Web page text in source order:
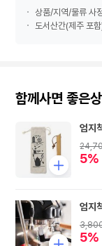
상품/지역/물류 사
도서산간(제주 포
함께사면 좋은
엄지
5%
엄지
5%